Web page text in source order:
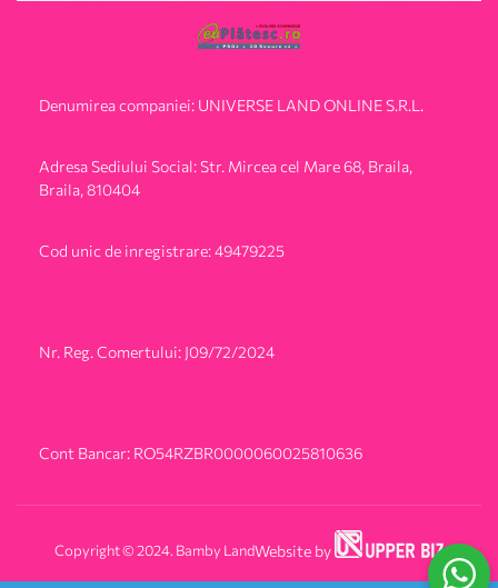
Denumirea companiei: UNIVERSE LAND ONLINE S.R.L.
Adresa Sediului Social: Str. Mircea cel Mare 68, Braila,
Braila, 810404
Cod unic de inregistrare: 49479225
Nr. Reg. Comertului: J09/72/2024
Cont Bancar: RO54RZBR0000060025810636
Copyright © 2024. Bamby LandWebsite by